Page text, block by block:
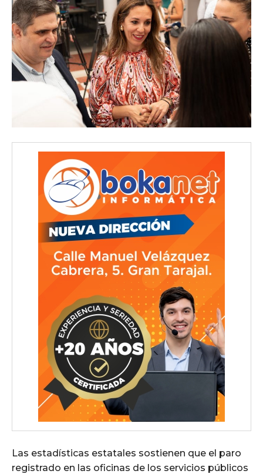
Las estadísticas estatales sostienen que el paro
registrado en las oficinas de los servicios públicos